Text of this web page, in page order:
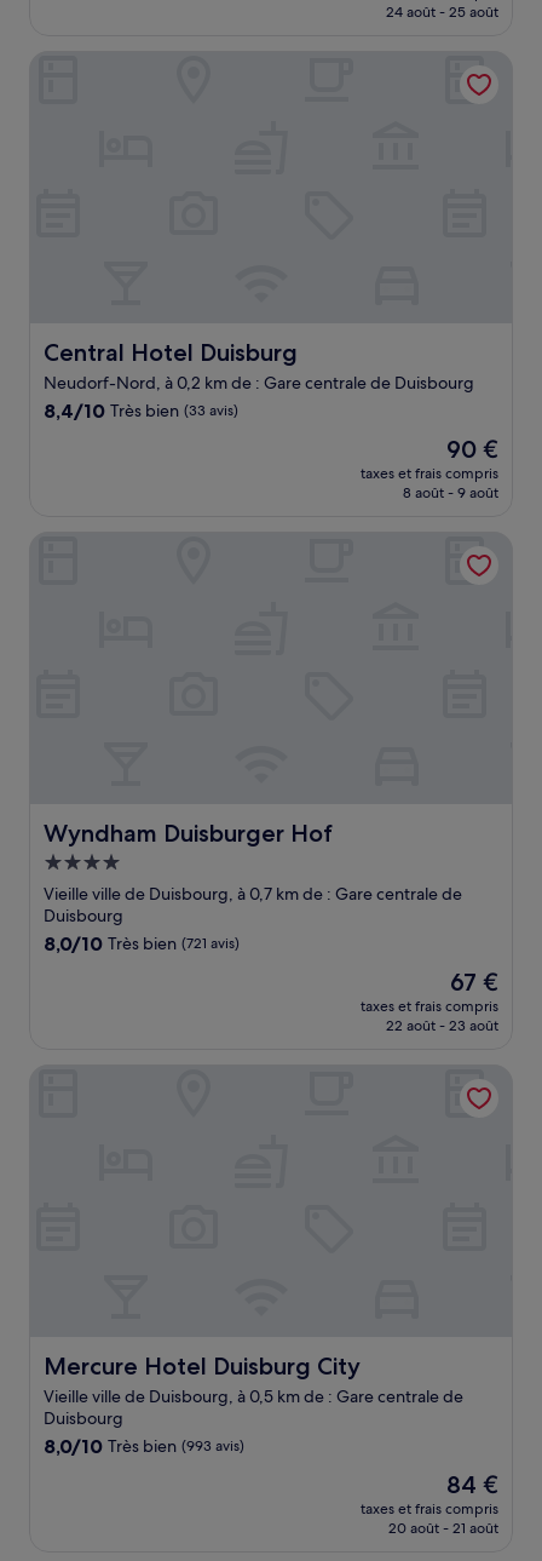
prix
de
77 €
24 août - 25 août
Central Hotel Duisburg
Central Hotel Duisburg
Neudorf-Nord, à 0,2 km de : Gare centrale de Duisbourg
8.4
8,4/10 Très bien (33 avis)
Le
nouveau
prix
de
90 €
90 €
taxes et frais compris
8 août - 9 août
Wyndham Duisburger Hof
Wyndham Duisburger Hof
Hébergement
4.0 étoiles
Vieille ville de Duisbourg, à 0,7 km de : Gare centrale de
Duisbourg
8.0
8,0/10 Très bien (721 avis)
Le
nouveau
prix
de
67 €
67 €
taxes et frais compris
22 août - 23 août
Mercure Hotel Duisburg City
Mercure Hotel Duisburg City
Vieille ville de Duisbourg, à 0,5 km de : Gare centrale de
Duisbourg
8.0
8,0/10 Très bien (993 avis)
Le
nouveau
prix
84 €
taxes et frais compris
20 août - 21 août